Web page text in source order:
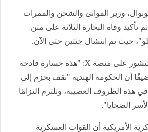
وزير الموانئ والشحن والممرات
تم تأكيد وفاة البحارة الثلاثة على متن
حيث تم انتشال جثتين حتى الآن.
وقال سونوال في منشور على منصة X: "هذه خسارة فادحة
أن الحكومة الهندية "تقف بحزم إلى
هذه الظروف العصيبة، وتلتزم التزامًا
الضحايا".
الأمريكية أن القوات العسكرية